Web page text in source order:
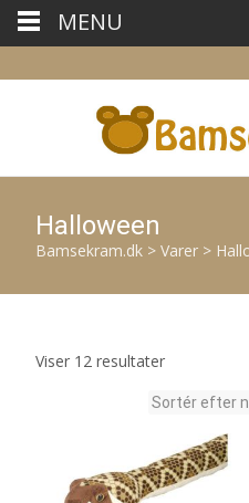
Halloween
Bamsekram.dk > Varer >
Viser 12 resultaterSorteret
seneste
MENU